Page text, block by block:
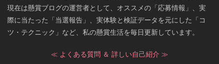
現在は懸賞ブログの運営者として、オススメの「応募情報」、実
際に当たった「当選報告」、実体験と検証データを元にした「コ
ツ・テクニック」など、私の懸賞生活を毎日更新しています。
≪ よくある質問 ＆ 詳しい自己紹介 ≫